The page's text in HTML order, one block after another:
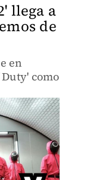
llega a
de
en
como